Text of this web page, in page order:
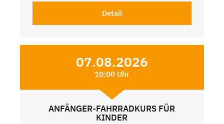
Detail
07.08.2026
10:00 Uhr
ANFÄNGER-FAHRRADKURS FÜR
KINDER